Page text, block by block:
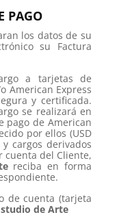
PAGO
los datos de su
su Factura
a tarjetas de
American Express
y certificada.
se realizará en
pago de American
por ellos (USD
cargos derivados
cuenta del Cliente,
reciba en forma
de cuenta (tarjeta
de Arte